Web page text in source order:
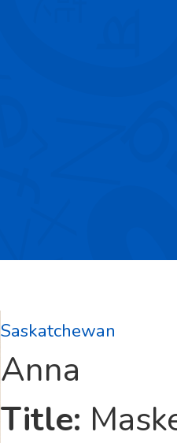
Saskatchewan
Anna
Title: